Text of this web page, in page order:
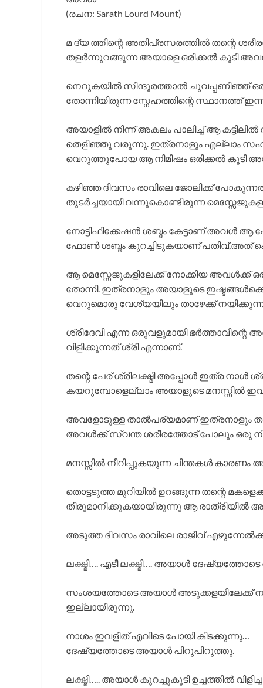
(രചന: Sarath Lourd Mount)
മ ദ്യ ത്തിന്റെ അതിപ്രസരത്തിൽ തന്റെ
തളർന്നുറങ്ങുന്ന അയാളെ ഒരിക്കൽ കൂടി
നെറുകയിൽ സിന്ദൂരത്താൽ ചുവപ്പണിഞ്ഞ് ഒരു
തോന്നിയിരുന്ന സ്നേഹത്തിന്റെ സ്ഥാനത്ത്
അയാളിൽ നിന്ന് അകലം പാലിച്ച് ആ
തെളിഞ്ഞു വരുന്നു. ഇത്രനാളും എല്ലാം
വെറുത്തുപോയ ആ നിമിഷം ഒരിക്കൽ കൂടി
കഴിഞ്ഞ ദിവസം രാവിലെ ജോലിക്ക്
തുടർച്ചയായി വന്നുകൊണ്ടിരുന്ന
നോട്ടിഫിക്കേഷൻ ശബ്ദം കേട്ടാണ്
ഫോൺ ശബ്ദം കുറച്ചിടുകയാണ് പതിവ്,അത്
ആ മെസ്സേജുകളിലേക്ക് നോക്കിയ അവൾക്ക്
തോന്നി. ഇത്രനാളും അയാളുടെ
വെറുമൊരു വേശ്യയിലും താഴേക്ക് നയിക്കുന്ന
ശ്രീദേവി എന്ന ഒരുവളുമായി
വിളിക്കുന്നത് ശ്രീ എന്നാണ്.
തന്റെ പേര് ശ്രീലക്ഷ്മി അപ്പോൾ ഇത്ര നാൾ
കയറുമ്പോളെല്ലാം അയാളുടെ മനസ്സിൽ
അവളോടുള്ള താൽപര്യമാണ് ഇത്രനാളും
അവൾക്ക് സ്വന്ത ശരീരത്തോട് പോലും ഒരു
മനസ്സിൽ നീറിപ്പുകയുന്ന ചിന്തകൾ കാരണം
തൊട്ടടുത്ത മുറിയിൽ ഉറങ്ങുന്ന തന്റെ
തീരുമാനിക്കുകയായിരുന്നു ആ രാത്രിയിൽ
അടുത്ത ദിവസം രാവിലെ രാജീവ്
ലക്ഷ്മി…. എടീ ലക്ഷ്മി…. അയാൾ ദേഷ്യത്തോടെ
സംശയത്തോടെ അയാൾ അടുക്കളയിലേക്ക്
ഇല്ലായിരുന്നു.
നാശം ഇവളിത് എവിടെ പോയി കിടക്കുന്നു…
ദേഷ്യത്തോടെ അയാൾ പിറുപിറുത്തു.
ലക്ഷ്മി….. അയാൾ കുറച്ചുകൂടി ഉച്ചത്തിൽ